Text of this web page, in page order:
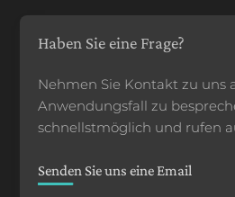
Haben Sie eine Frage?
Nehmen Sie Kontakt zu uns
Anwendungsfall zu
schnellstmöglich und rufen
Senden Sie uns eine Email